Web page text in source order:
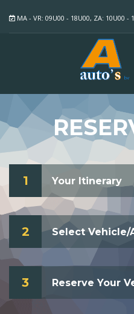
MA - VR: 09U00 - 18U00, ZA: 10U00 -
1 Your Itinerary
2 Select Vehicle/
3 Reserve Your